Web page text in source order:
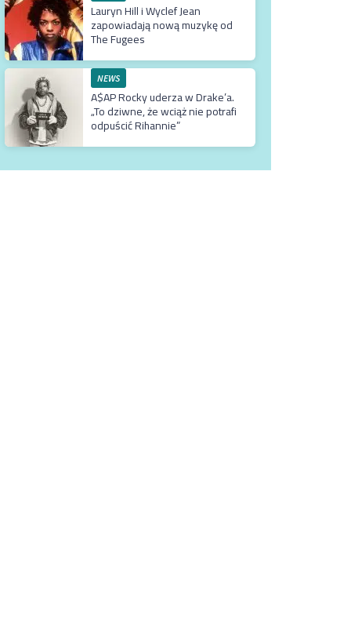
Lauryn Hill i Wyclef Jean
zapowiadają nową muzykę od
The Fugees
NEWS
A$AP Rocky uderza w Drake’a.
„To dziwne, że wciąż nie potrafi
odpuścić Rihannie”